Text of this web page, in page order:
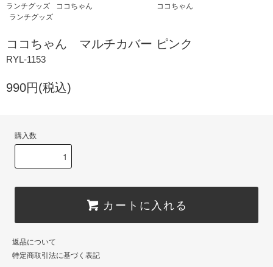
ランチグッズ
ココちゃん
ココちゃん
ランチグッズ
ココちゃん マルチカバー ピンク
RYL-1153
990円(税込)
購入数
カートに入れる
返品について
特定商取引法に基づく表記